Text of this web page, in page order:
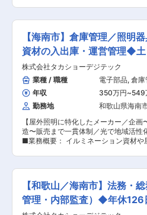
ており、タイ国にある日系コンビニエ
けにハルナブランドの「フルーツビネ
は今までにないジャンルです）。これ
国にて新商品の企画を進めていく予定
からFAシステムとして自社開発の自
大規模生産指示・管理システムをリリ
するOAシステム、セキュリティシス
的なシステム開発に進出しております
から経済産業省より、地域経済への影
く、成長性が見込まれるとともに、地
リューチェーンの中心的な担い手、及
補である企業「地域未来牽引企業」に
おります。 【当社のモットー】 人と人
然・地域・技術・市場・生活が密接に
代社会は、テクノロジーを使いこなす
て開かれます。同社は正しい資質を心
なぎ」を人と信頼の基軸として、ファ
オフィス、地域と世界をつなぐソリュ
より、変革の
次業務（現預金管理、伝票処理、経費
月次（買掛金・売掛金管理、請求書／
行、償却資産関連）、四半期、期末決
理会計（月次管理PL作成、予実管理、
経営会議資料作成） ・監査法人・税理
・電子帳簿保存法などの制度対応、法
メンバーの育成、業務フォロー など ■ポジショ
ンの魅力： ＊事務としての経理ではな
営に近い経理として経営層と一緒に企
向けて方針を定めていくことができる
会も少なくはありません。今までの経
にアウトプットが積極的に行える環境で
織構成： 経理課の組織は3名が在籍し
ターンで入社した社員も数多く在籍し
地元へ貢献したい、自然豊かな場所で
イフ・バランスを充実させたいなど、
ですが、新しい環境でのキャリア形成
【海南市】倉庫管理／照明
資材の入出庫・運営管理◆土
ーカー
株式会社タカショーデジテック
業種 / 職種
電子部品, 倉庫
年収
350万円~549
勤務地
和歌山県海南
【屋外照明に特化したメーカー／企画
造〜販売まで一貫体制／光で地域活性
■業務概要： イルミネーション資材や
ジションです。繁忙期も含めてスムー
制の維持を担っていただきます。 ■具体的な業務
内容： ・資材や照明器具の入出庫管
や返却対応） ・現場から戻った製品の
テナンス業務 ・倉庫内の整理整頓や
【和歌山／海南市】法務・
管理・内部監査）◆年休126